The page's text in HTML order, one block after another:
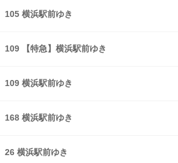
105 横浜駅前ゆき
109 【特急】横浜駅前ゆき
109 横浜駅前ゆき
168 横浜駅前ゆき
26 横浜駅前ゆき